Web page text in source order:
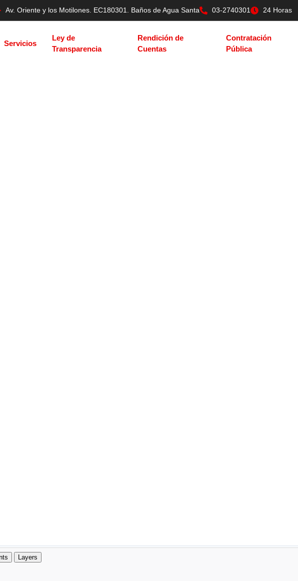
Av. Oriente y los Motilones. EC180301. Baños de Agua Santa 03-2740301 24 Horas
Servicios
Ley de
Transparencia
Rendición de
Cuentas
Contratación
Pública